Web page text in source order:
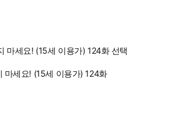
마세요! (15세 이용가) 124화 선택
마세요! (15세 이용가) 124화